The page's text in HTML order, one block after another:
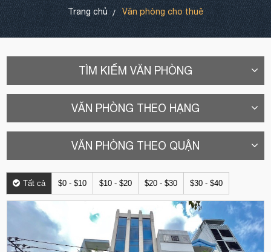
Trang chủ Văn phòng cho thuê
TÌM KIẾM VĂN PHÒNG
VĂN PHÒNG THEO HẠNG
VĂN PHÒNG THEO QUẬN
Tất cả $0 - $10 $10 - $20 $20 - $30 $30 - $40